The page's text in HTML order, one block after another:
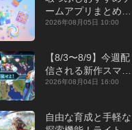
ームアプリまとめ｜
オフライン対応あり
2026年08月05日 10:00
【8/3〜8/9】今週配
信される新作スマホ
ゲームをまとめてお
2026年08月04日 16:00
自由な育成と手軽な